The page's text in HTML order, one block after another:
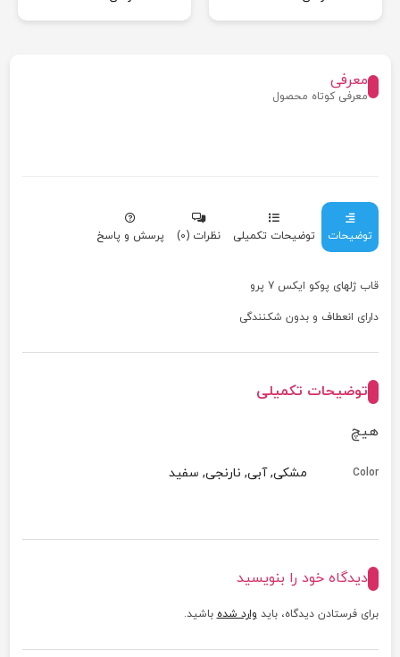
معرفی
معرفی کوتاه محصول
توضیحات توضیحات تکمیلی نظرات (0) پرسش و پاسخ
قاب ژلهای پوکو ایکس 7 پرو
دارای انعطاف و بدون شکنندگی
توضیحات تکمیلی
هیچ
Color مشکی, آبی, نارنجی, سفید
دیدگاه خود را بنویسید
برای فرستادن دیدگاه، باید وارد شده باشید.